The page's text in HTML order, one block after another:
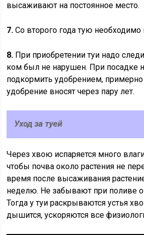
высаживают на постоянное место.
7. Со второго года тую необходимо
8. При приобретении туи надо
ком был не нарушен. При посадке
подкормить удобрением,
удобрение вносят через пару лет.
Уход за туей
Через хвою испаряется много
чтобы почва около растения не
время после высаживания
неделю. Не забывают при поливе
Тогда у туи раскрываются устья
дышится, ускоряются все